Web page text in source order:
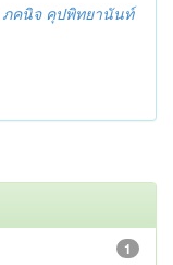
ภคนิจ คุปพิทยานันท์
1